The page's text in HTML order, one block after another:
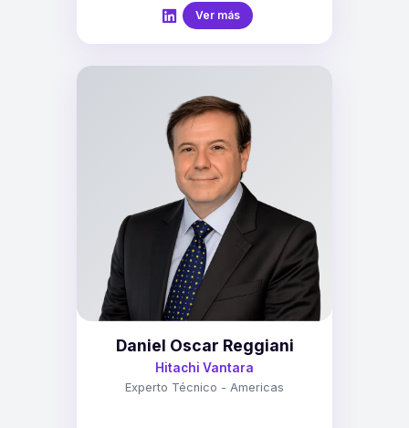
Ver más
Daniel Oscar Reggiani
Hitachi Vantara
Experto Técnico - Americas